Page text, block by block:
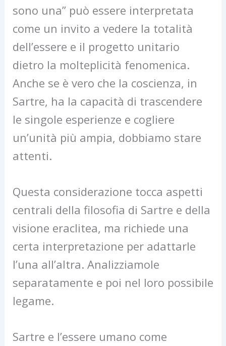
sono una” può essere interpretata
come un invito a vedere la totalità
dell’essere e il progetto unitario
dietro la molteplicità fenomenica.
Anche se è vero che la coscienza, in
Sartre, ha la capacità di trascendere
le singole esperienze e cogliere
un’unità più ampia, dobbiamo stare
attenti.
Questa considerazione tocca aspetti
centrali della filosofia di Sartre e della
visione eraclitea, ma richiede una
certa interpretazione per adattarle
l’una all’altra. Analizziamole
separatamente e poi nel loro possibile
legame.
Sartre e l’essere umano come